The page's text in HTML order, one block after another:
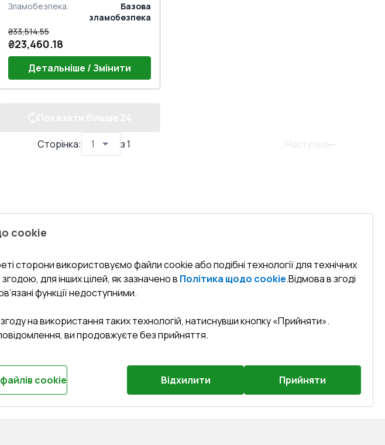
Зламобезпека:
Базова
зламобезпека
₴33,514.55
₴23,460.18
Детальніше / Змінити
Сторінка: з1 Наступна
cookie
сторони використовуємо файли cookie або подібні технології для технічних
для інших цілей, як зазначено в Політика щодо cookie.Відмова в згоді
функції недоступними.
на використання таких технологій, натиснувши кнопку «Прийняти».
ви продовжуєте без прийняття.
Відхилити Прийняти
cookie